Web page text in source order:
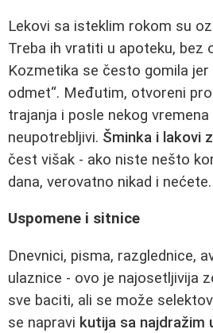
Lekovi sa isteklim rokom su
Treba ih vratiti u apoteku, bez
Kozmetika se često gomila jer
odmet“. Međutim, otvoreni
trajanja i posle nekog
neupotrebljivi. Šminka i lakovi
čest višak - ako niste nešto
dana, verovatno nikad i nećete.
Uspomene i sitnice
Dnevnici, pisma, razglednice,
ulaznice - ovo je najosetljivija
sve baciti, ali se može
se napravi kutija sa najdražim